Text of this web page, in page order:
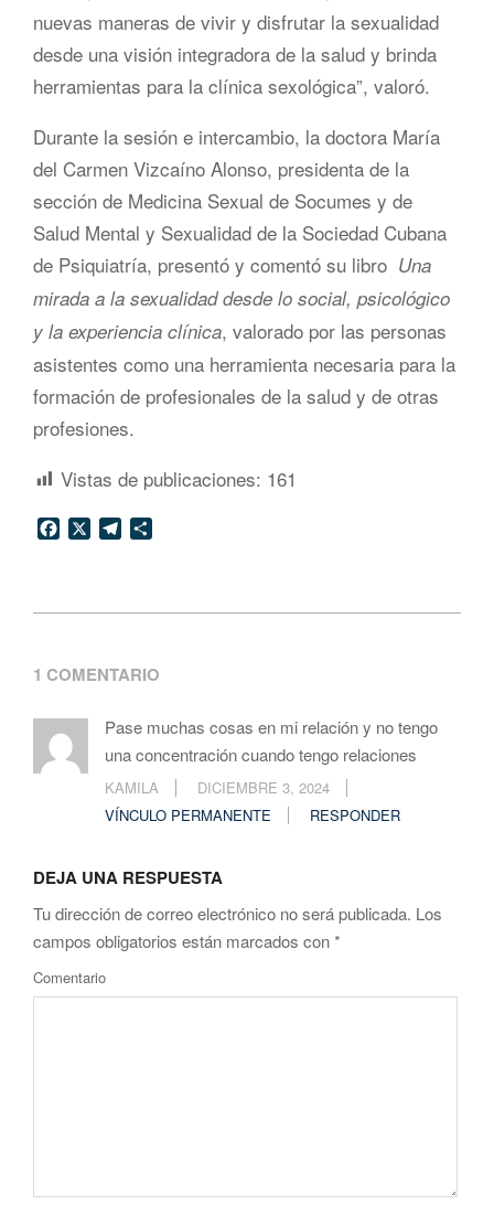
nuevas maneras de vivir y disfrutar la sexualidad
desde una visión integradora de la salud y brinda
herramientas para la clínica sexológica”, valoró.
Durante la sesión e intercambio, la doctora María
del Carmen Vizcaíno Alonso, presidenta de la
sección de Medicina Sexual de Socumes y de
Salud Mental y Sexualidad de la Sociedad Cubana
de Psiquiatría, presentó y comentó su libro Una
mirada a la sexualidad desde lo social, psicológico
y la experiencia clínica, valorado por las personas
asistentes como una herramienta necesaria para la
formación de profesionales de la salud y de otras
profesiones.
Vistas de publicaciones: 161
Facebook
X Telegram
25
1 COMENTARIO
Pase muchas cosas en mi relación y no tengo
una concentración cuando tengo relaciones
KAMILA
DICIEMBRE 3, 2024
VÍNCULO PERMANENTE
RESPONDER
DEJA UNA RESPUESTA
Tu dirección de correo electrónico no será publicada. Los
campos obligatorios están marcados con*
Comentario